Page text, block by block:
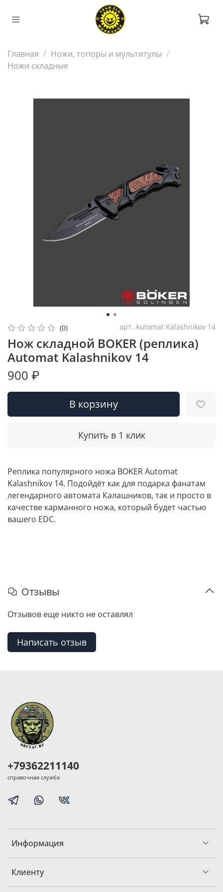
Главная
Ножи, топоры и мультитулы
Ножи складные
(0) арт. Automat Kalashnikov 14
Нож складной BOKER (реплика)
Automat Kalashnikov 14
900 ₽
В корзину
Купить в 1 клик
Реплика популярного ножа BOKER Automat
Kalashnikov 14. Подойдёт как для подарка фанатам
легендарного автомата Калашников, так и просто в
качестве карманного ножа, который будет частью
вашего EDC.
Отзывы
Отзывов еще никто не оставлял
Написать отзыв
Информация
Клиенту
+79362211140
справочная служба